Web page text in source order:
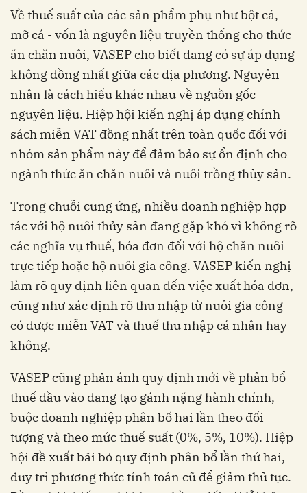
Về thuế suất của các sản phẩm phụ như bột cá,
mỡ cá - vốn là nguyên liệu truyền thống cho thức
ăn chăn nuôi, VASEP cho biết đang có sự áp dụng
không đồng nhất giữa các địa phương. Nguyên
nhân là cách hiểu khác nhau về nguồn gốc
nguyên liệu. Hiệp hội kiến nghị áp dụng chính
sách miễn VAT đồng nhất trên toàn quốc đối với
nhóm sản phẩm này để đảm bảo sự ổn định cho
ngành thức ăn chăn nuôi và nuôi trồng thủy sản.
Trong chuỗi cung ứng, nhiều doanh nghiệp hợp
tác với hộ nuôi thủy sản đang gặp khó vì không rõ
các nghĩa vụ thuế, hóa đơn đối với hộ chăn nuôi
trực tiếp hoặc hộ nuôi gia công. VASEP kiến nghị
làm rõ quy định liên quan đến việc xuất hóa đơn,
cũng như xác định rõ thu nhập từ nuôi gia công
có được miễn VAT và thuế thu nhập cá nhân hay
không.
VASEP cũng phản ánh quy định mới về phân bổ
thuế đầu vào đang tạo gánh nặng hành chính,
buộc doanh nghiệp phân bổ hai lần theo đối
tượng và theo mức thuế suất (0%, 5%, 10%). Hiệp
hội đề xuất bãi bỏ quy định phân bổ lần thứ hai,
duy trì phương thức tính toán cũ để giảm thủ tục.